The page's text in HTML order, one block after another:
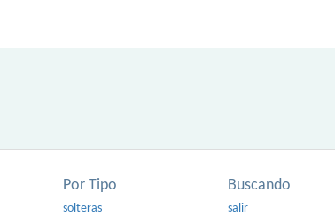
Por Tipo
solteras
Buscando
salir